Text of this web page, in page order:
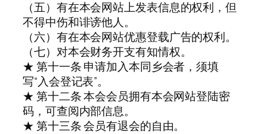
（五）有在本会网站上发表信息的权利，但
不得中伤和诽谤他人。
（六）有在本会网站优惠登载广告的权利。
（七）对本会财务开支有知情权。
★ 第十一条 申请加入本同乡会者，须填
写“入会登记表”。
★ 第十二条 本会会员拥有本会网站登陆密
码，可查阅内部信息。
★ 第十三条 会员有退会的自由。